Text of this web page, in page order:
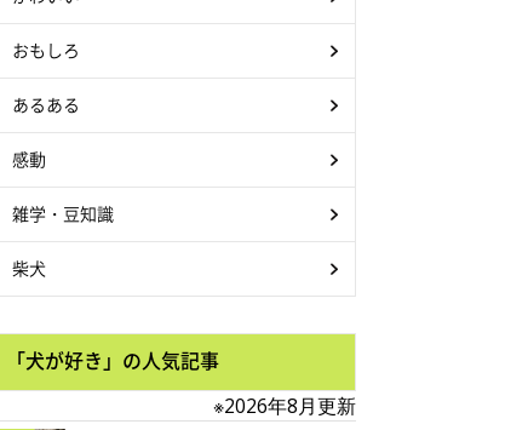
おもしろ
あるある
感動
雑学・豆知識
柴犬
「犬が好き」の人気記事
※2026年8月更新